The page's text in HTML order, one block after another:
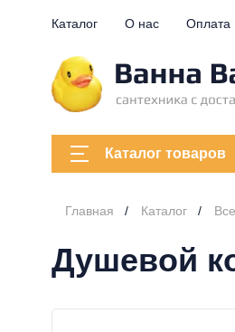
Каталог О нас Оплата
Каталог товаров
Главная Каталог
Душевой